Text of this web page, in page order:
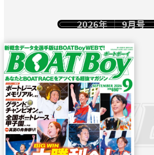
2026年 9月号